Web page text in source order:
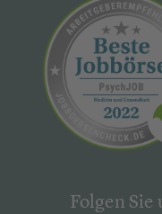
Folgen Sie